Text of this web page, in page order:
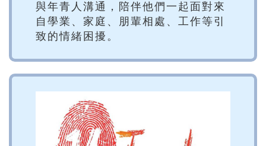
與年青人溝通，陪伴他們一起面對來
自學業、家庭、朋輩相處、工作等引
致的情緒困擾。